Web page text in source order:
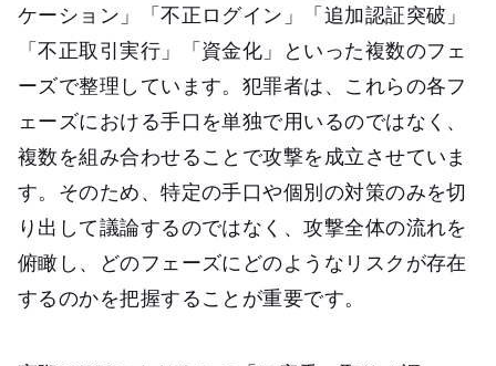
ケーション」「不正ログイン」「追加認証突破」
「不正取引実行」「資金化」といった複数のフェ
ーズで整理しています。犯罪者は、これらの各フ
ェーズにおける手口を単独で用いるのではなく、
複数を組み合わせることで攻撃を成立させていま
す。そのため、特定の手口や個別の対策のみを切
り出して議論するのではなく、攻撃全体の流れを
俯瞰し、どのフェーズにどのようなリスクが存在
するのかを把握することが重要です。